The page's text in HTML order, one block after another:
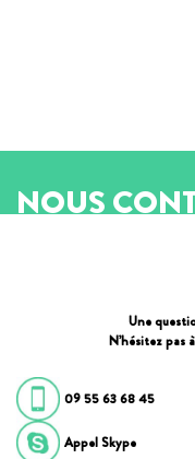
NOUS
Une
N’hésitez pas
09 55 63 68 45
Appel Skype